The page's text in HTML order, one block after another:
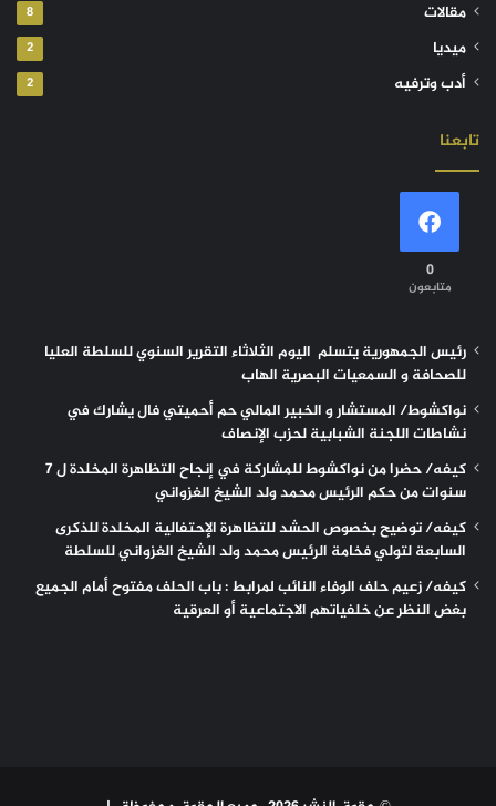
مقالات 8
ميديا 2
أدب وترفيه 2
تابعنا
0
متابعون
رئيس الجمهورية يتسلم اليوم الثلاثاء التقرير السنوي للسلطة العليا
للصحافة و السمعيات البصرية الهاب
نواكشوط/ المستشار و الخبير المالي حم أحميتي فال يشارك في
نشاطات اللجنة الشبابية لحزب الإنصاف
كيفه/ حضرا من نواكشوط للمشاركة في إنجاح التظاهرة المخلدة ل 7
سنوات من حكم الرئيس محمد ولد الشيخ الغزواني
كيفه/ توضيح بخصوص الحشد للتظاهرة الإحتفالية المخلدة للذكرى
السابعة لتولي فخامة الرئيس محمد ولد الشيخ الغزواني للسلطة
كيفه/ زعيم حلف الوفاء النائب لمرابط : باب الحلف مفتوح أمام الجميع
بغض النظر عن خلفياتهم الاجتماعية أو العرقية